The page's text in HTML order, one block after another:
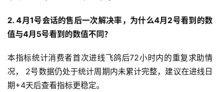
2. 4月1号会话的售后一次解决率，为什么4月2号看到的数
值与4月5号看到的数值不同？
本指标统计消费者首次进线飞鸽后72小时内的重复求助情
况， 2号数据仍处于统计周期内未累计完整，建议在进线日
期+4天后查看指标更稳定。